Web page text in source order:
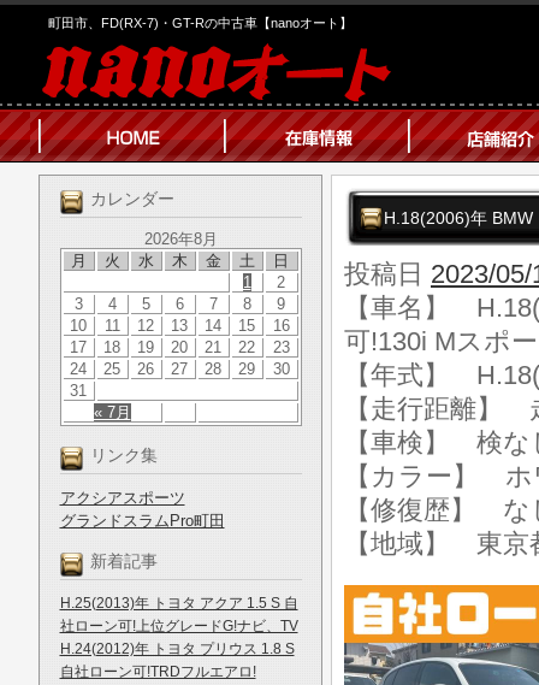
町田市、FD(RX-7)・GT-Rの中古車【nanoオート】
カレンダー
2026年8月
月
火 水 木 金 土 日
« 7月
1
2
3
4 5 6 7 8
9
10
11 12 13 14 15
16
17
18 19 20 21 22
23
24
25 26 27 28 29
30
31
リンク集
アクシアスポーツ
グランドスラムPro町田
新着記事
H.25(2013)年 トヨタ アクア 1.5 S 自
社ローン可!上位グレードG!ナビ、TV
H.24(2012)年 トヨタ プリウス 1.8 S
自社ローン可!TRDフルエアロ!
H.18(2006)年
投稿日 2023/05/
【車名】
可!130i Mスポ
【年式】
【走行距離】
【車検】 検な
【カラー】
【修復歴】 な
【地域】 東京